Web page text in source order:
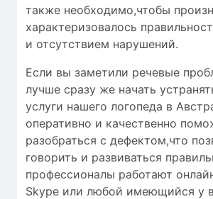
также необходимо,чтобы
характеризовалось
и отсутствием нарушений.
Если вы заметили речевые
лучше сразу же начать
услуги нашего логопеда в
оперативно и качественно
разобраться с дефектом,что
говорить и развиваться
профессионалы работают
Skype или любой имеющийся у